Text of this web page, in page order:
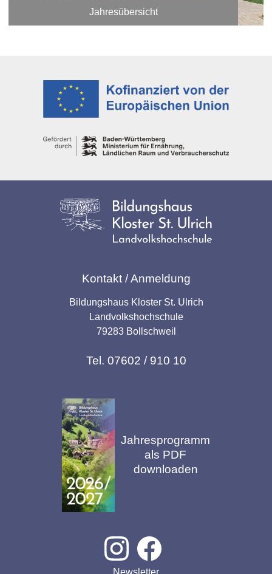
Jahresübersicht
Kontakt / Anmeldung
Bildungshaus Kloster St. Ulrich
Landvolkshochschule
79283 Bollschweil
Tel. 07602 / 910 10
Jahresprogramm
als PDF
downloaden
Newsletter